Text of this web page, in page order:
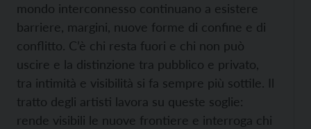
mondo interconnesso continuano a esistere
barriere, margini, nuove forme di confine e di
conflitto. C’è chi resta fuori e chi non può
uscire e la distinzione tra pubblico e privato,
tra intimità e visibilità si fa sempre più sottile. Il
tratto degli artisti lavora su queste soglie:
rende visibili le nuove frontiere e interroga chi